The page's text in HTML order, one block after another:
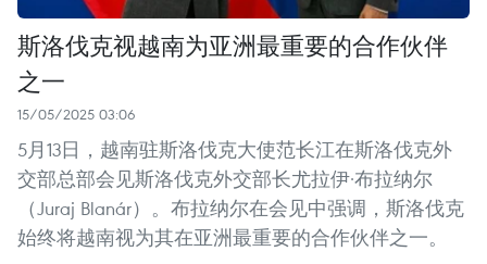
斯洛伐克视越南为亚洲最重要的合作伙伴
之一
15/05/2025 03:06
5月13日，越南驻斯洛伐克大使范长江在斯洛伐克外
交部总部会见斯洛伐克外交部长尤拉伊·布拉纳尔
（Juraj Blanár）。布拉纳尔在会见中强调，斯洛伐克
始终将越南视为其在亚洲最重要的合作伙伴之一。